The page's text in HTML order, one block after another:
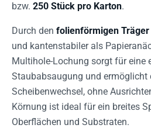
bzw. 250 Stück pro Karton.
Durch den folienförmigen Träger
und kantenstabiler als
Multihole-Lochung sorgt für eine
Staubabsaugung und ermöglicht
Scheibenwechsel, ohne
Körnung ist ideal für ein breites
Oberflächen und Substraten.